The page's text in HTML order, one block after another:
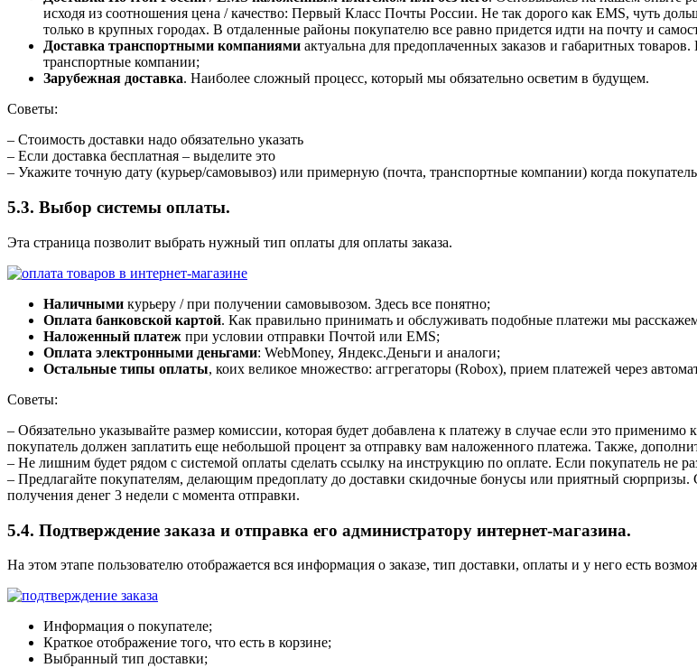
исходя из соотношения цена / качество: Первый Класс Почты России. Не так дорого как EMS, чуть
только в крупных городах. В отдаленные районы покупателю все равно придется идти на почту и
Доставка транспортными компаниями актуальна для предоплаченных заказов и габаритных
транспортные компании;
Зарубежная доставка. Наиболее сложный процесс, который мы обязательно осветим в будущем.
Советы:
– Стоимость доставки надо обязательно указать
– Если доставка бесплатная – выделите это
– Укажите точную дату (курьер/самовывоз) или примерную (почта, транспортные компании) когда покупатель
5.3. Выбор системы оплаты.
Эта страница позволит выбрать нужный тип оплаты для оплаты заказа.
Наличными курьеру / при получении самовывозом. Здесь все понятно;
Оплата банковской картой. Как правильно принимать и обслуживать подобные платежи мы
Наложенный платеж при условии отправки Почтой или EMS;
Оплата электронными деньгами: WebMoney, Яндекс.Деньги и аналоги;
Остальные типы оплаты, коих великое множество: аггрегаторы (Robox), прием платежей через
Советы:
– Обязательно указывайте размер комиссии, которая будет добавлена к платежу в случае если это
покупатель должен заплатить еще небольшой процент за отправку вам наложенного платежа. Также,
– Не лишним будет рядом с системой оплаты сделать ссылку на инструкцию по оплате. Если покупатель не
– Предлагайте покупателям, делающим предоплату до доставки скидочные бонусы или приятный сюрпризы.
получения денег 3 недели с момента отправки.
5.4. Подтверждение заказа и отправка его администратору интернет-магазина.
На этом этапе пользователю отображается вся информация о заказе, тип доставки, оплаты и у него есть
Информация о покупателе;
Краткое отображение того, что есть в корзине;
Выбранный тип доставки;